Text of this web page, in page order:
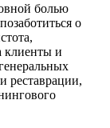
болью
о
клиенты и
реставрации,